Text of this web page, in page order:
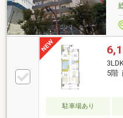
5階
駐車場あり